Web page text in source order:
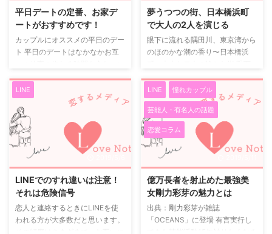
の疲れを癒します。 もちろん食
事中も会話はできると思います
が、仕事帰りですし、仕事の話や
食事の話になりがちかと思いま
に、ゴ ...
朝ドラを観ていた当時、私は第二
子を出産しました。 ドラマの中
で最初は居候中の大学生とその居
候先の娘だった東出さんと杏さ
平日デートの定番、お家デ
ートがおすすめです！
カップルにオススメの平日のデー
ト 平日のデートはなかなかお互
ど会社にバレたくない･･･という
人も少なくはないのでしょうか。
そんなカップルにオススメのデー
トはデートの定番でもあるお家デ
ートです。 平日の終電までの限
られた少しの時間でも逃したくな
いという二人には、誰にも邪魔さ
やすようなデートが、翌日にも疲
れを持ちこさないので良いです
ね。 お家デートの良さとは 手料
理をふるまうもよし、仕事でお疲
夢うつつの街、日本橋浜町
で大人の2人を演じる
眼下に流れる隅田川、東京湾から
のほのかな潮の香り〜日本橋浜
のかな潮の香り……。 日本橋浜
町、ここは私の思い出のデートス
ポットです。 夜19時。都営新宿
線浜町駅で下車し街を歩くと、閑
静な住宅街の中に暖色系の灯りが
ぽつり、またぽつり。 大人のカ
ップルが静かに逢瀬を重ねていま
喧騒や話題のお店を避け、気兼ね
なく、自由に話をしたいという気
持ちが強いのかな、そう感じさせ
ます。宿泊する場所も実はたくさ
LINE
LINEでのすれ違いは注意！
それは危険信号
恋人と連絡するときにLINEを使
われる方が大多数だと思います。
LINE 憧れカップル
芸能人・有名人の話題
恋愛コラム
億万長者を射止めた最強美
女剛力彩芽の魅力とは
出典：剛力彩芽が雑誌
「OCEANS」に登場 有言実行し